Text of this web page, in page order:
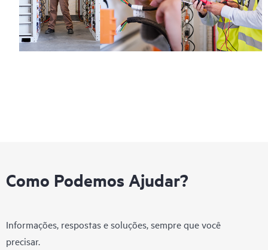
Como Podemos Ajudar?
Informações, respostas e soluções, sempre que você
precisar.